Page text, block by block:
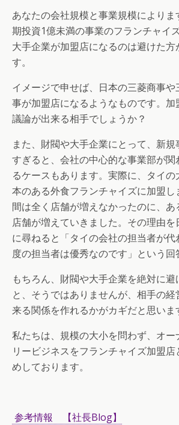
あなたの会社規模と事業規模により
期投資1億未満の事業のフランチャイ
大手企業が加盟店になるのは避けた方
す。
イメージで申せば、日本の三菱商事
事が加盟店になるようなものです。
議論が出来る相手でしょうか？
また、財閥や大手企業にとって、新規
すぎると、会社の中心的な事業部が関
るケースもあります。実際に、タイの
本のある外食フランチャイズに加盟
間は全く店舗が増えなかったのに、あ
店舗が増えていきました。その理由を
に尋ねると「タイの会社の担当者が
度の担当者は優秀なのです」という回
もちろん、財閥や大手企業を絶対に避
と、そうではありませんが、相手の経
来る関係を作れるかがカギだと思いま
私たちは、規模の大小を問わず、オー
リービジネスをフランチャイズ加盟
めしております。
参考情報 【社長Blog】